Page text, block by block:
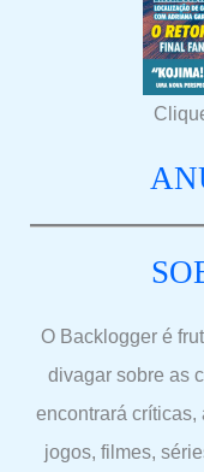
O Backlogger é
divagar sobre as
encontrará críticas,
jogos, filmes,